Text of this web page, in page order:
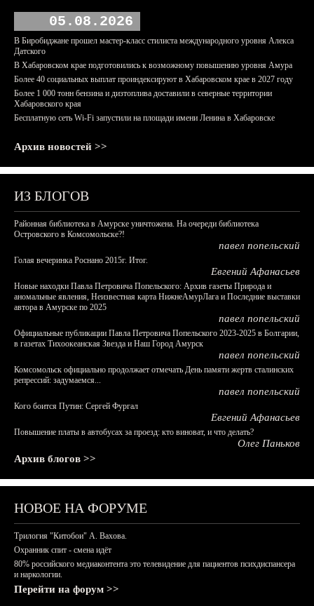
05.08.2026
В Биробиджане прошел мастер-класс стилиста международного уровня Алекса
Датского
В Хабаровском крае подготовились к возможному повышению уровня Амура
Более 40 социальных выплат проиндексируют в Хабаровском крае в 2027 году
Более 1 000 тонн бензина и дизтоплива доставили в северные территории
Хабаровского края
Бесплатную сеть Wi-Fi запустили на площади имени Ленина в Хабаровске
Архив новостей >>
ИЗ БЛОГОВ
Районная библиотека в Амурске уничтожена. На очереди библиотека
Островского в Комсомольске?!
павел попельский
Голая вечеринка Роснано 2015г. Итог.
Евгений Афанасьев
Новые находки Павла Петровича Попельского: Архив газеты Природа и
аномальные явления, Неизвестная карта НижнеАмурЛага и Последние выставки
автора в Амурске по 2025
павел попельский
Официальные публикации Павла Петровича Попельского 2023-2025 в Болгарии,
в газетах Тихоокеанская Звезда и Наш Город Амурск
павел попельский
Комсомольск официально продолжает отмечать День памяти жертв сталинских
репрессий: задумаемся...
павел попельский
Кого боится Путин: Сергей Фургал
Евгений Афанасьев
Повышение платы в автобусах за проезд: кто виноват, и что делать?
Олег Паньков
Архив блогов >>
НОВОЕ НА ФОРУМЕ
Трилогия "Китобои" А. Вахова.
Охранник спит - смена идёт
80% российского медиаконтента это телевидение для пациентов психдиспансера
и наркологии.
Перейти на форум >>